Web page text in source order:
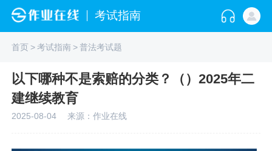
考试指南
首页>考试指南>普法考试题
以下哪种不是索赔的分类？（）2025年二
建继续教育
2025-08-04 来源：作业在线